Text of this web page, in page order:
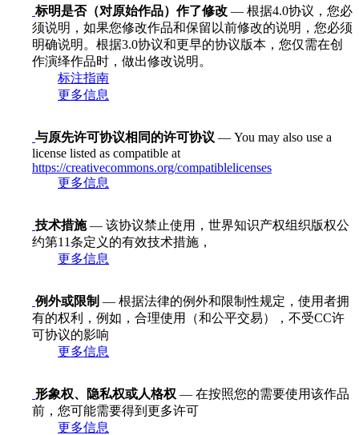
标明是否（对原始作品）作了修改 — 根据4.0协议，您必
须说明，如果您修改作品和保留以前修改的说明，您必须
明确说明。根据3.0协议和更早的协议版本，您仅需在创
作演绎作品时，做出修改说明。
标注指南
更多信息
与原先许可协议相同的许可协议 — You may also use a
license listed as compatible at
https://creativecommons.org/compatiblelicenses
更多信息
技术措施— 该协议禁止使用，世界知识产权组织版权公
约第11条定义的有效技术措施，
更多信息
例外或限制 — 根据法律的例外和限制性规定，使用者拥
有的权利，例如，合理使用（和公平交易），不受CC许
可协议的影响
更多信息
形象权、隐私权或人格权 — 在按照您的需要使用该作品
前，您可能需要得到更多许可
更多信息